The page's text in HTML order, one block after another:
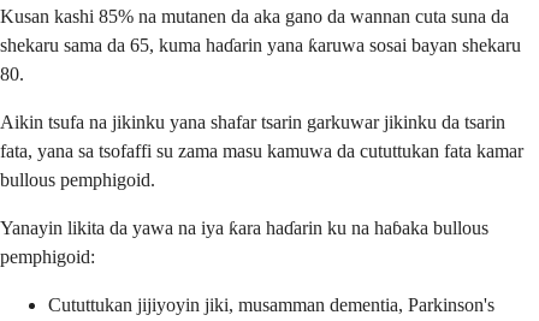
Kusan kashi 85% na mutanen da aka gano da wannan cuta suna da
shekaru sama da 65, kuma haɗarin yana ƙaruwa sosai bayan shekaru
80.
Aikin tsufa na jikinku yana shafar tsarin garkuwar jikinku da tsarin
fata, yana sa tsofaffi su zama masu kamuwa da cututtukan fata kamar
bullous pemphigoid.
Yanayin likita da yawa na iya ƙara haɗarin ku na haɓaka bullous
pemphigoid:
Cututtukan jijiyoyin jiki, musamman dementia, Parkinson's